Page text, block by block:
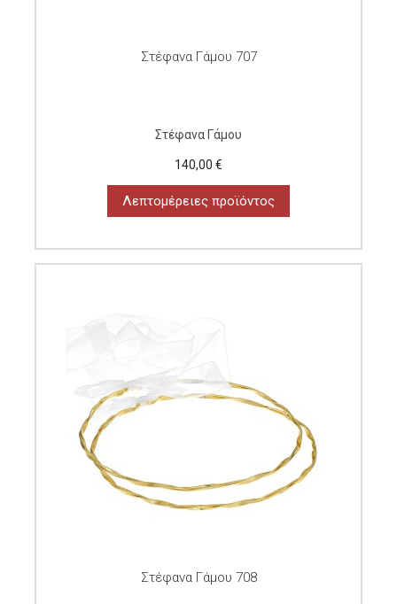
Στέφανα Γάμου 707
Στέφανα Γάμου
140,00 €
Λεπτομέρειες προϊόντος
Στέφανα Γάμου 708